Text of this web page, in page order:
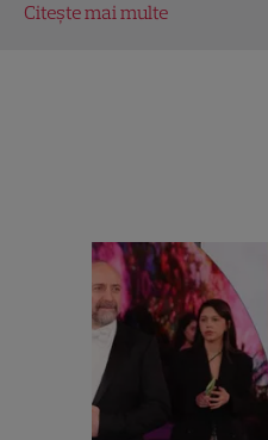
Citește mai multe